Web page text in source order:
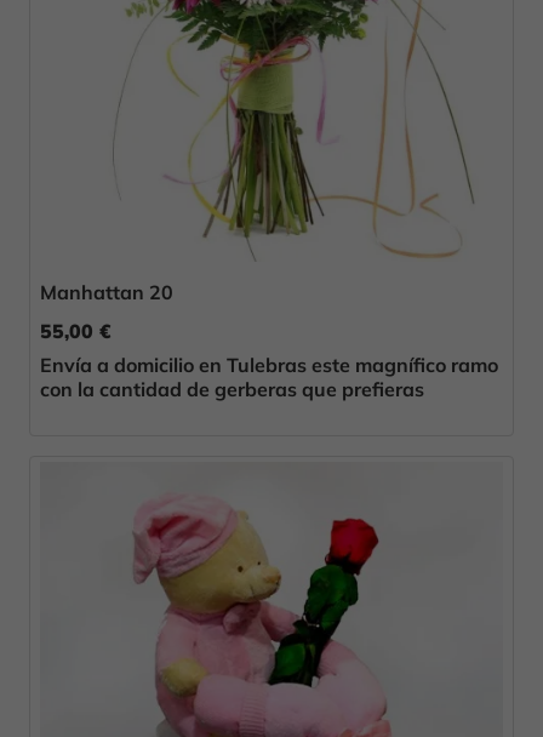
Manhattan 20
55,00 €
Envía a domicilio en Tulebras este magnífico ramo
con la cantidad de gerberas que prefieras